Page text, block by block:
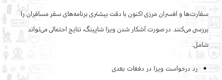
سفارت‌ها و افسران مرزی اکنون با دقت بیشتری برنامه‌های سفر مسافران را
بررسی می‌کنند. در صورت آشکار شدن ویزا شاپینگ، نتایج احتمالی می‌تواند
شامل:
رد درخواست ویزا در دفعات بعدی